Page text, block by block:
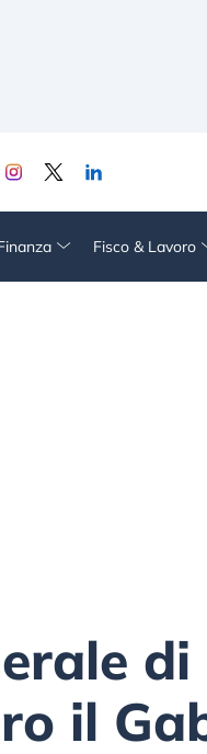
Fisco & Lavoro
di
il